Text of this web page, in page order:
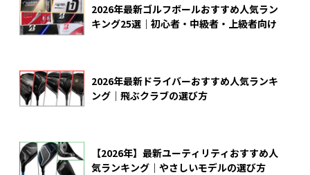
2026年最新ゴルフボールおすすめ人気ラン
キング25選｜初心者・中級者・上級者向け
2026年最新ドライバーおすすめ人気ランキ
ング｜飛ぶクラブの選び方
【2026年】最新ユーティリティおすすめ人
気ランキング｜やさしいモデルの選び方